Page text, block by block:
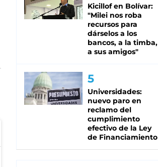
Kicillof en Bolívar:
"Milei nos roba
recursos para
dárselos a los
bancos, a la timba,
a sus amigos"
Universidades:
nuevo paro en
reclamo del
cumplimiento
efectivo de la Ley
de Financiamiento